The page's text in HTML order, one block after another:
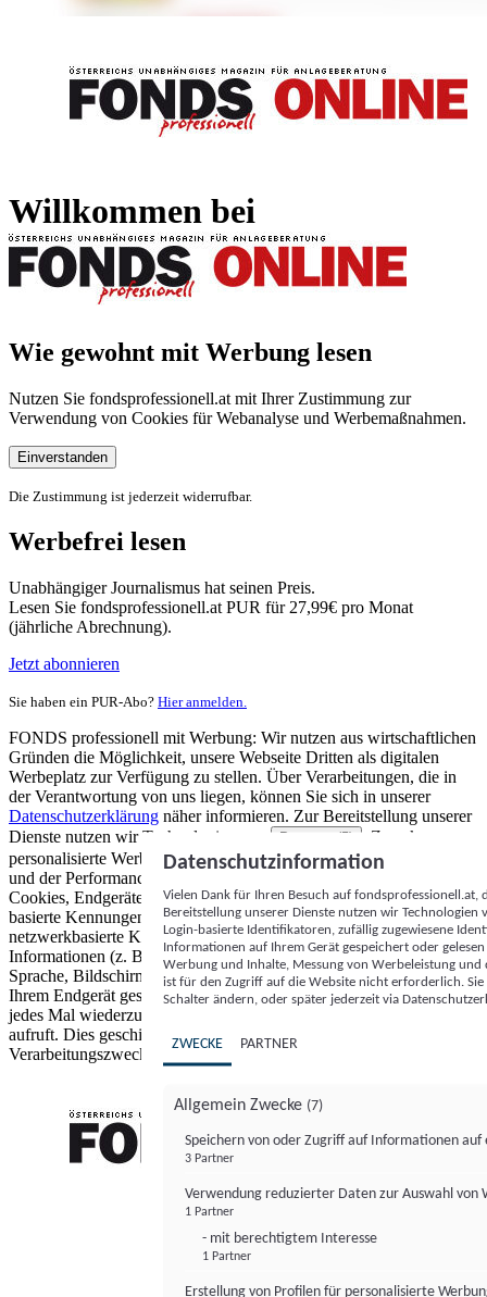
Willkommen bei
Wie gewohnt mit Werbung lesen
Nutzen Sie fondsprofessionell.at mit Ihrer Zustimmung zur
Verwendung von Cookies für Webanalyse und Werbemaßnahmen.
Einverstanden
Die Zustimmung ist jederzeit widerrufbar.
Werbefrei lesen
Unabhängiger Journalismus hat seinen Preis.
Lesen Sie fondsprofessionell.at PUR für 27,99€ pro Monat
(jährliche Abrechnung).
Jetzt abonnieren
Sie haben ein PUR-Abo? Hier anmelden.
FONDS professionell mit Werbung: Wir nutzen aus wirtschaftlichen
Gründen die Möglichkeit, unsere Webseite Dritten als digitalen
Werbeplatz zur Verfügung zu stellen. Über Verarbeitungen, die in
der Verantwortung von uns liegen, können Sie sich in unserer
Datenschutzerklärung näher informieren. Zur Bereitstellung unserer
Dienste nutzen wir Technologien von
Partnern (5)
. Zwecke:
personalisierte Werbung und Inhalte, Messung von Werbeleistung
und der Performance von Inhalten sowie Zielgruppenforschung.
Cookies, Endgeräte- oder ähnliche Online-Kennungen (z. B. login-
basierte Kennungen, zufällig generierte Kennungen,
netzwerkbasierte Kennungen) können zusammen mit anderen
Informationen (z. B. Browsertyp und Browserinformationen,
Sprache, Bildschirmgröße, unterstützte Technologien usw.) auf
Ihrem Endgerät gespeichert oder von dort ausgelesen werden, um es
jedes Mal wiederzuerkennen, wenn es eine App oder einer Webseite
aufruft. Dies geschieht für einen oder mehrere der hier aufgeführten
Verarbeitungszwecke.
Datenschutzinformation
Vielen Dank für Ihren Besuch auf
Bereitstellung unserer Dienste nutzen wir Technologien
Login-basierte Identifikatoren, zufällig zugewiesene
Informationen auf Ihrem Gerät gespeichert oder
Werbung und Inhalte, Messung von Werbeleistung
ist für den Zugriff auf die Website nicht erforderlich.
Schalter ändern, oder später jederzeit via
ZWECKE PARTNER
Allgemein Zwecke (7)
Speichern von oder Zugriff auf Informationen auf
3 Partner
Verwendung reduzierter Daten zur Auswahl von
1 Partner
- mit berechtigtem Interesse
1 Partner
Erstellung von Profilen für personalisierte
FONDS professionell